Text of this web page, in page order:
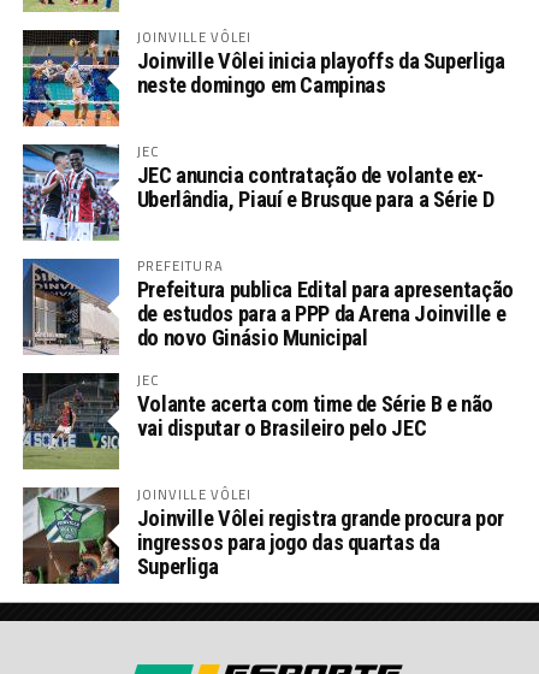
JOINVILLE VÔLEI
Joinville Vôlei inicia playoffs da Superliga
neste domingo em Campinas
JEC
JEC anuncia contratação de volante ex-
Uberlândia, Piauí e Brusque para a Série D
PREFEITURA
Prefeitura publica Edital para apresentação
de estudos para a PPP da Arena Joinville e
do novo Ginásio Municipal
JEC
Volante acerta com time de Série B e não
vai disputar o Brasileiro pelo JEC
JOINVILLE VÔLEI
Joinville Vôlei registra grande procura por
ingressos para jogo das quartas da
Superliga